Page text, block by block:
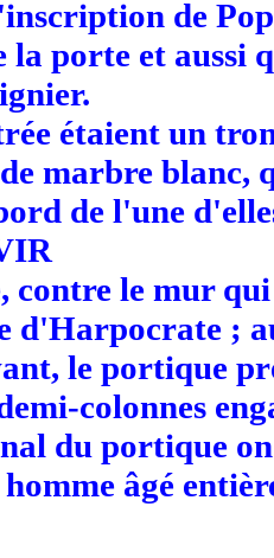
de
la porte et aussi
étaient un
marbre
de l'une
contre le mur
d'Harpocrate ;
le portique
colonnes
du portique
âgé